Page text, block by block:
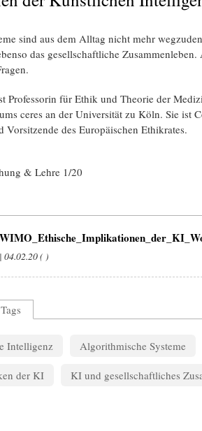
sind aus dem Alltag nicht mehr
das gesellschaftliche
Professorin für Ethik und Theorie der
ceres an der Universität zu Köln. Sie ist
Vorsitzende des Europäischen Ethikrates.
& Lehre 1/20
04.02.20 ( )
Tags
Intelligenz Algorithmische Systeme
der KI KI und gesellschaftliches